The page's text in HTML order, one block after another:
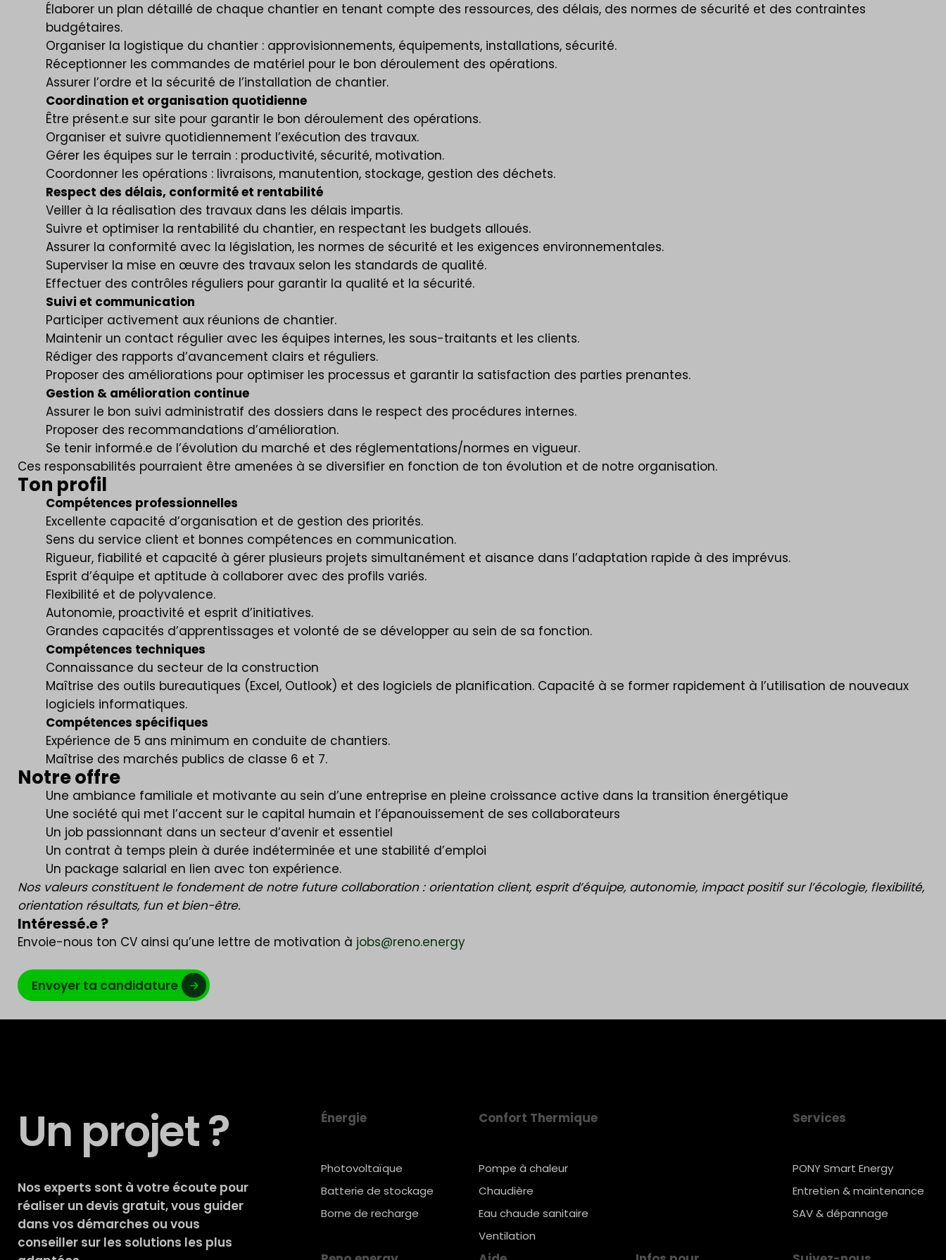
Élaborer un plan détaillé de chaque chantier en tenant compte des ressources, des délais, des normes de sécurité et des contraintes
budgétaires.
Organiser la logistique du chantier : approvisionnements, équipements, installations, sécurité.
Réceptionner les commandes de matériel pour le bon déroulement des opérations.
Assurer l’ordre et la sécurité de l’installation de chantier.
Coordination et organisation quotidienne
Être présent.e sur site pour garantir le bon déroulement des opérations.
Organiser et suivre quotidiennement l’exécution des travaux.
Gérer les équipes sur le terrain : productivité, sécurité, motivation.
Coordonner les opérations : livraisons, manutention, stockage, gestion des déchets.
Respect des délais, conformité et rentabilité
Veiller à la réalisation des travaux dans les délais impartis.
Suivre et optimiser la rentabilité du chantier, en respectant les budgets alloués.
Assurer la conformité avec la législation, les normes de sécurité et les exigences environnementales.
Superviser la mise en œuvre des travaux selon les standards de qualité.
Effectuer des contrôles réguliers pour garantir la qualité et la sécurité.
Suivi et communication
Participer activement aux réunions de chantier.
Maintenir un contact régulier avec les équipes internes, les sous-traitants et les clients.
Rédiger des rapports d’avancement clairs et réguliers.
Proposer des améliorations pour optimiser les processus et garantir la satisfaction des parties prenantes.
Gestion & amélioration continue
Assurer le bon suivi administratif des dossiers dans le respect des procédures internes.
Proposer des recommandations d’amélioration.
Se tenir informé.e de l’évolution du marché et des réglementations/normes en vigueur.
Ces responsabilités pourraient être amenées à se diversifier en fonction de ton évolution et de notre organisation.
Ton profil
Compétences professionnelles
Excellente capacité d’organisation et de gestion des priorités.
Sens du service client et bonnes compétences en communication.
Rigueur, fiabilité et capacité à gérer plusieurs projets simultanément et aisance dans l’adaptation rapide à des imprévus.
Esprit d’équipe et aptitude à collaborer avec des profils variés.
Flexibilité et de polyvalence.
Autonomie, proactivité et esprit d’initiatives.
Grandes capacités d’apprentissages et volonté de se développer au sein de sa fonction.
Compétences techniques
Connaissance du secteur de la construction
Maîtrise des outils bureautiques (Excel, Outlook) et des logiciels de planification. Capacité à se former rapidement à l’utilisation de nouveaux
logiciels informatiques.
Compétences spécifiques
Expérience de 5 ans minimum en conduite de chantiers.
Maîtrise des marchés publics de classe 6 et 7.
Notre offre
Une ambiance familiale et motivante au sein d’une entreprise en pleine croissance active dans la transition énergétique
Une société qui met l’accent sur le capital humain et l’épanouissement de ses collaborateurs
Un job passionnant dans un secteur d’avenir et essentiel
Un contrat à temps plein à durée indéterminée et une stabilité d’emploi
Un package salarial en lien avec ton expérience.
Nos valeurs constituent le fondement de notre future collaboration : orientation client, esprit d’équipe, autonomie, impact positif sur l’écologie, flexibilité,
orientation résultats, fun et bien-être.
Intéressé.e ?
Envoie-nous ton CV ainsi qu’une lettre de motivation à jobs@reno.energy
Envoyer ta candidature
Un projet ?
Nos experts sont à votre écoute pour
réaliser un devis gratuit, vous guider
dans vos démarches ou vous
conseiller sur les solutions les plus
Énergie
Photovoltaïque
Batterie de stockage
Borne de recharge
Confort Thermique
Pompe à chaleur
Chaudière
Eau chaude sanitaire
Ventilation
Services
PONY Smart Energy
Entretien & maintenance
SAV & dépannage